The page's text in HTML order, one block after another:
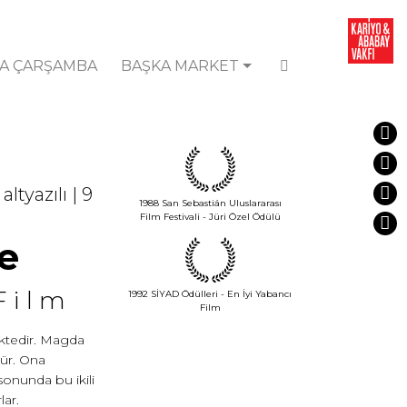
ÇARŞAMBA BAŞKA MARKET
| 9
Magda
Ona
sonunda bu ikili
1988 San Sebastián Uluslararası
Film Festivali - Jüri Özel Ödülü
1992 SİYAD Ödülleri - En İyi Yabancı
Film